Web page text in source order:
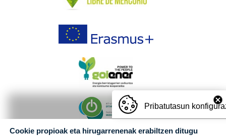
Pribatutasun
Cookie propioak eta hirugarrenenak erabiltzen ditugu